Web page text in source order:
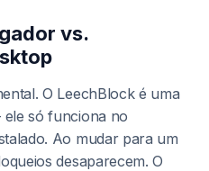
vs.
O LeechBlock é uma
só funciona no
Ao mudar para um
desaparecem. O